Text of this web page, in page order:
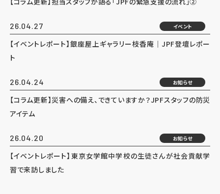
26.04.27 イベント
【イベントレポート】銀座屋上ギャラリー枝香庵｜JPF登壇レポー
ト
26.04.24 お知らせ
【コラム更新】災害への備え、できていますか？JPFスタッフの防災
アイテム
26.04.20 お知らせ
【イベントレポート】東京女学館中学校の生徒さんが社会貢献学
習で来訪しました